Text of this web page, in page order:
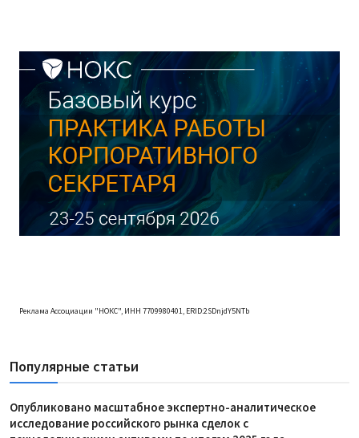
Реклама Ассоциации "НОКС", ИНН 7709980401, ERID:2SDnjdY5NTb
Популярные статьи
Опубликовано масштабное экспертно-аналитическое
исследование российского рынка сделок с